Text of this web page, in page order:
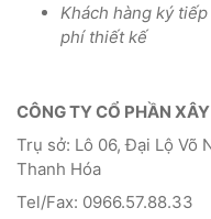
Khách hàng ký
phí thiết kế
CÔNG TY CỔ PHẦN
Trụ sở: Lô 06, Đại Lộ Võ
Thanh Hóa
Tel/Fax: 0966.57.88.33